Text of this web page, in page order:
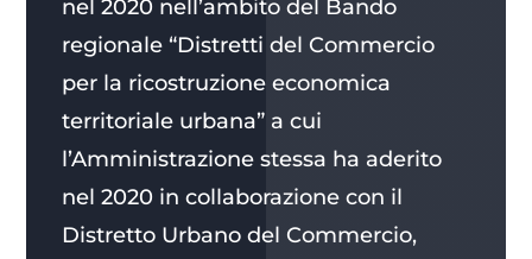
nel 2020 nell’ambito del Bando
regionale “Distretti del Commercio
per la ricostruzione economica
territoriale urbana” a cui
l’Amministrazione stessa ha aderito
nel 2020 in collaborazione con il
Distretto Urbano del Commercio,